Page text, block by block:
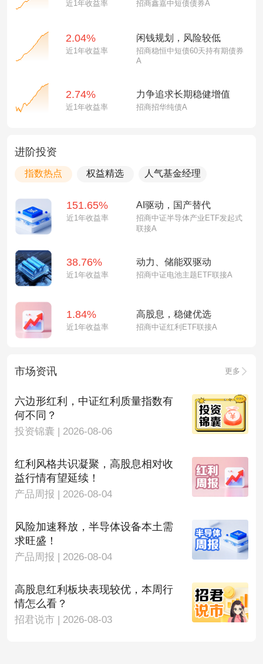
近1年收益率 招商鑫嘉中短债债券A
2.04%
近1年收益率
闲钱规划，风险较低
招商稳恒中短债60天持有期债券
A
2.74%
近1年收益率
力争追求长期稳健增值
招商招华纯债A
进阶投资
指数热点 权益精选 人气基金经理
151.65%
近1年收益率
AI驱动，国产替代
招商中证半导体产业ETF发起式
联接A
38.76%
近1年收益率
动力、储能双驱动
招商中证电池主题ETF联接A
1.84%
近1年收益率
高股息，稳健优选
招商中证红利ETF联接A
市场资讯 更多
六边形红利，中证红利质量指数有
何不同？
投资锦囊 | 2026-08-06
红利风格共识凝聚，高股息相对收
益行情有望延续！
产品周报 | 2026-08-04
风险加速释放，半导体设备本土需
求旺盛！
产品周报 | 2026-08-04
高股息红利板块表现较优，本周行
情怎么看？
招君说市 | 2026-08-03